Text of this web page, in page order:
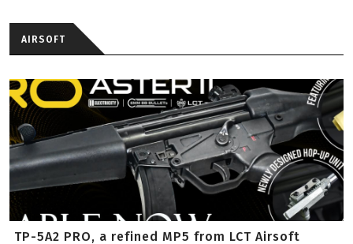
AIRSOFT
TP-5A2 PRO, a refined MP5 from LCT Airsoft